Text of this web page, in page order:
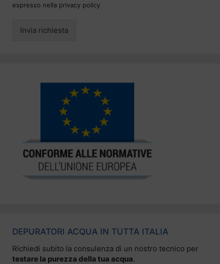
espresso nella privacy policy
Invia richiesta
DEPURATORI ACQUA IN TUTTA ITALIA
Richiedi subito la consulenza di un nostro tecnico per
testare la purezza della tua acqua.